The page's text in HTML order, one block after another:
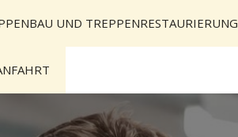
UND TREPPENRESTAURIERUNG